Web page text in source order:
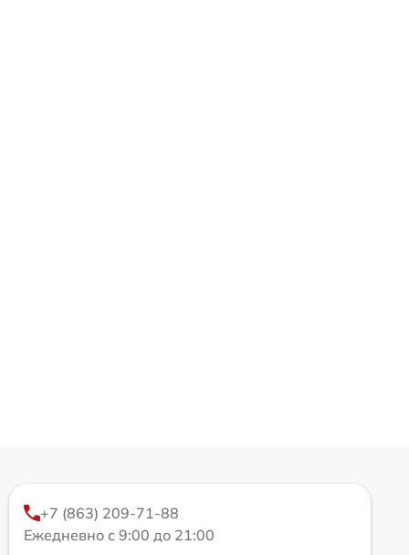
+7 (863) 209-71-88
Ежедневно с 9:00 до 21:00